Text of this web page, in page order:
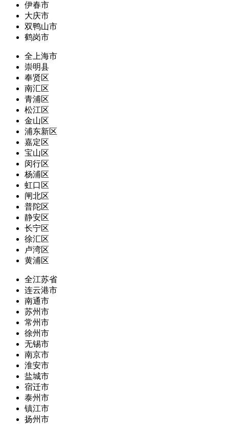
伊春市
大庆市
双鸭山市
鹤岗市
全上海市
崇明县
奉贤区
南汇区
青浦区
松江区
金山区
浦东新区
嘉定区
宝山区
闵行区
杨浦区
虹口区
闸北区
普陀区
静安区
长宁区
徐汇区
卢湾区
黄浦区
全江苏省
连云港市
南通市
苏州市
常州市
徐州市
无锡市
南京市
淮安市
盐城市
宿迁市
泰州市
镇江市
扬州市